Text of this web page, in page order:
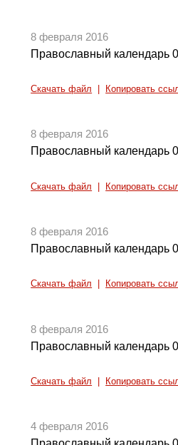
8 февраля 2016
Православный календарь
Скачать файл Копировать
8 февраля 2016
Православный календарь
Скачать файл Копировать
8 февраля 2016
Православный календарь
Скачать файл Копировать
8 февраля 2016
Православный календарь
Скачать файл Копировать
4 февраля 2016